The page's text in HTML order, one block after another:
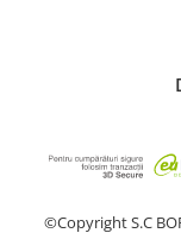
©Copyright S.C